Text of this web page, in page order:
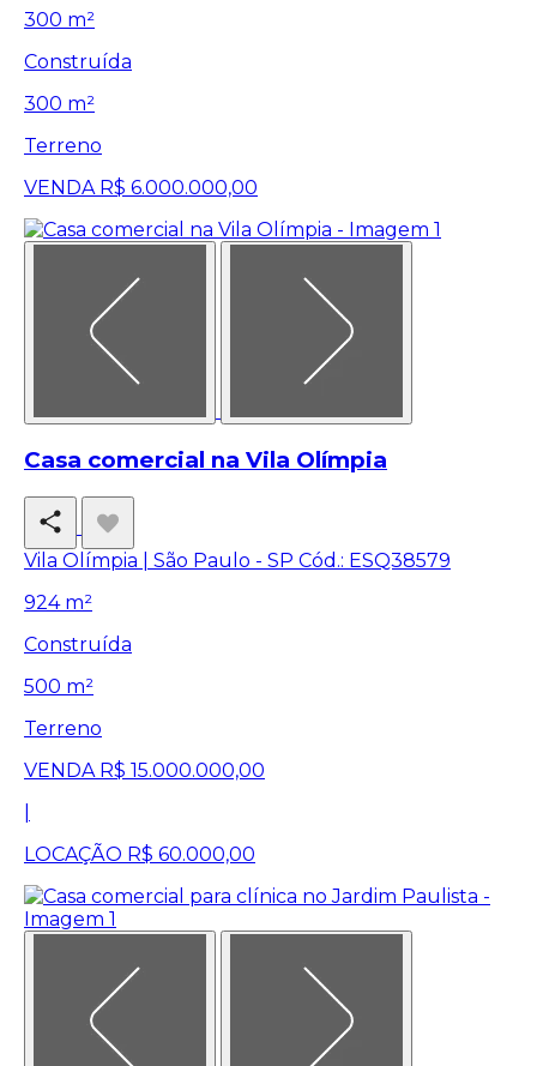
300 m²
Construída
300 m²
Terreno
VENDA R$ 6.000.000,00
Casa comercial na Vila Olímpia
Vila Olímpia | São Paulo - SP Cód.: ESQ38579
924 m²
Construída
500 m²
Terreno
VENDA R$ 15.000.000,00
LOCAÇÃO R$ 60.000,00